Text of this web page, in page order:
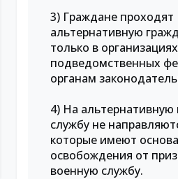
3) Граждане проходят
альтернативную
только в
подведомственных
органам
4) На альтернативную
службу не
которые имеют
освобождения от
военную службу.